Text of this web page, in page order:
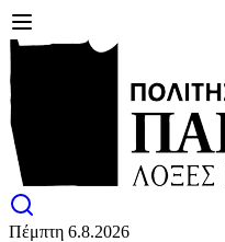
Πέμπτη 6.8.2026